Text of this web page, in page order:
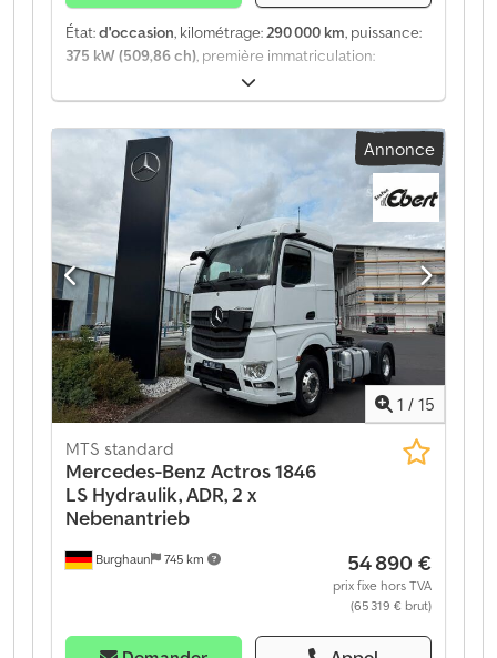
État:d'occasion, kilométrage: 290 000 km, puissance:
375 kW (509,86 ch) , première immatriculation:
, type de carburant:diesel
kg, configuration d'essieux:4x2, carburant:diesel,
freins:retardeur, couleur:bleu, cabine conducteur:
cabine courte
, type d'engrenage: automatique,
classe d'émission:
, Année de construction:
, Équipement: ABS, EBS (Système de freinage
électronique), airbag, chauffage de stationnement,
climatisation de stationnement, programme
électronique de stabilité (ESP), retardeur, régulateur
de vitesse, système de navigation, véhicule non-
fumeur
, La visite du véhicule est possible uniquement
sur rendez-vous. VOLVO FH 500, norme Euro 6, 375 kW
(510 ch) + Dksdpfxjztl Rfs Ah Ajr BENNE LANGENDORF
SKA 24/30. Semi-remorque à benne basculante 24 m³
3 essieux Essieu relevable Jantes en aluminium Le prix
indiqué concerne l’ensemble du convoi !
Annonce
1 / 15
Burghaun 745 km
MTS standard
Mercedes-Benz Actros 1846
LS Hydraulik, ADR, 2 x
Nebenantrieb
54 890 €
prix fixe hors TVA
(65 319 € brut)